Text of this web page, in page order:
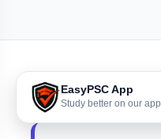
EasyPSC App
Study better on our app
EASY PSC